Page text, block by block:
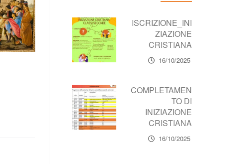
ISCRIZIONE_INI
ZIAZIONE
CRISTIANA
16/10/2025
COMPLETAMEN
TO DI
INIZIAZIONE
CRISTIANA
16/10/2025